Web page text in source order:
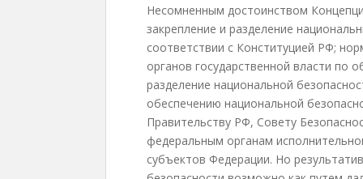
Несомненным достоинством
закрепление и разделение
соответствии с Конституцией РФ;
органов государственной власти по
разделение национальной
обеспечению национальной
Правительству РФ, Совету
федеральным органам
субъектов Федерации. Но